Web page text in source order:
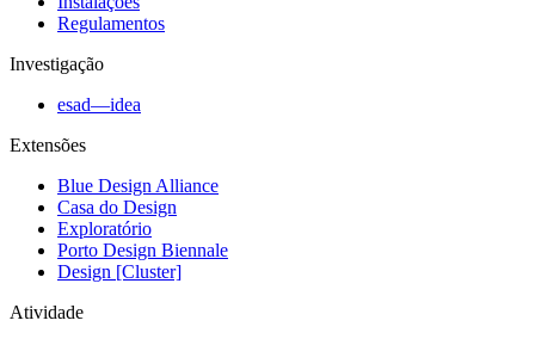
Regulamentos
Investigação
esad—idea
Extensões
Blue Design Alliance
Casa do Design
Exploratório
Porto Design Biennale
Design [Cluster]
Atividade